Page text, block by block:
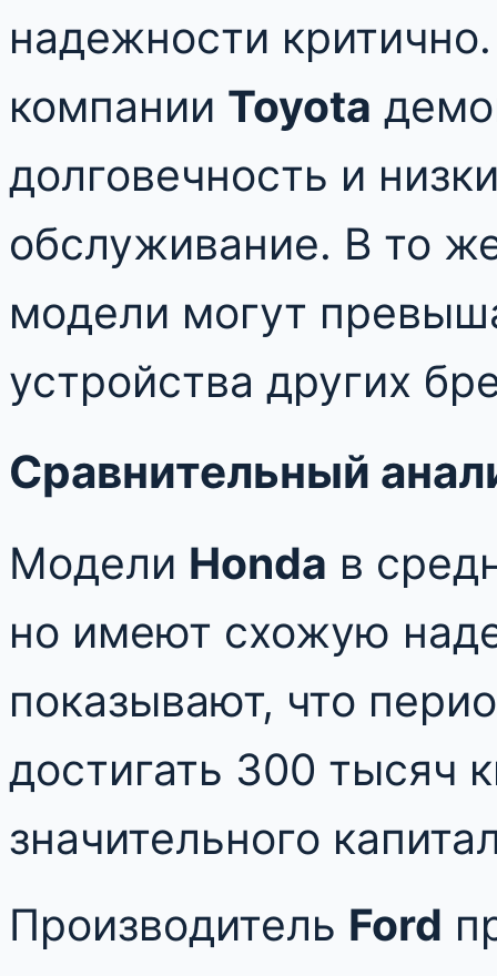
надежности
компании Toyota
долговечность и
обслуживание. В то
модели могут
устройства других
Сравнительный
Модели Honda в
но имеют схожую
показывают, что
достигать 300 тысяч
значительного
Производитель Ford